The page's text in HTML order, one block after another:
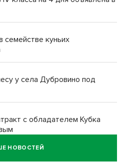
семействе куньих
у села Дубровино под
с обладателем Кубка
НОВОСТЕЙ